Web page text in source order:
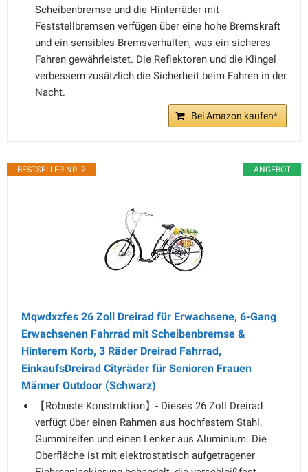
Scheibenbremse und die Hinterräder mit
Feststellbremsen verfügen über eine hohe Bremskraft
und ein sensibles Bremsverhalten, was ein sicheres
Fahren gewährleistet. Die Reflektoren und die Klingel
verbessern zusätzlich die Sicherheit beim Fahren in der
Nacht.
Bei Amazon kaufen*
ANGEBOT
BESTSELLER NR. 2
Mqwdxzfes 26 Zoll Dreirad für Erwachsene, 6-Gang
Erwachsenen Fahrrad mit Scheibenbremse &
Hinterem Korb, 3 Räder Dreirad Fahrrad,
EinkaufsDreirad Cityräder für Senioren Frauen
Männer Outdoor (Schwarz)
【Robuste Konstruktion】- Dieses 26 Zoll Dreirad
verfügt über einen Rahmen aus hochfestem Stahl,
Gummireifen und einen Lenker aus Aluminium. Die
Oberfläche ist mit elektrostatisch aufgetragener